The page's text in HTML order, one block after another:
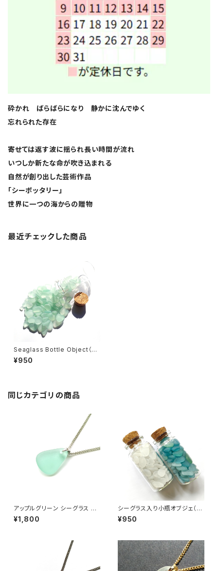
砕かれ ばらばらになり 静かに沈んでゆく
忘れられた存在
寄せては返す波に揺られ長い時間が流れ
いつしか新たな命が吹き込まれる
自然が創り出した芸術作品
「シーポッタリー」
世界に一つの海からの贈物
最近チェックした商品
Seaglass Bottle Object（Ap
ple Green）BZ-75
¥950
同じカテゴリの商品
アップルグリーン シーグラス ネ
ックレス BN-88
¥1,800
シーグラス入り小瓶オブジェ（
水色系or白色系 ）BZ-001
¥950